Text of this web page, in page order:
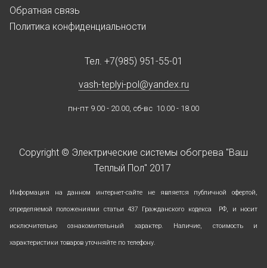
Обратная связь
Политика конфиденциальности
Тел. +7(985) 951-55-01
vash-teplyi-pol@yandex.ru
пн-пт 9.00 - 20.00, сб-вс 10.00 - 18.00
Copyright © Электрические системы обогрева "Ваш
Теплый Пол" 2017
Информация на данном интернет-сайте не является публичной офертой,
определяемой положениями статьи 437 Гражданского кодекса РФ, и носит
исключительно ознакомительный характер. Наличие, стоимость и
характеристики товаров уточняйте по телефону.